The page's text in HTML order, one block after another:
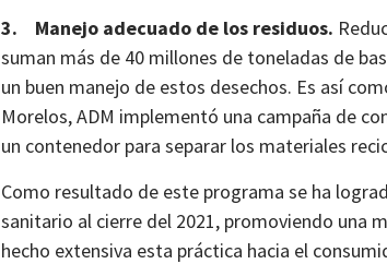
3. Manejo adecuado de los residuos.
suman más de 40 millones de toneladas de
un buen manejo de estos desechos. Es así
Morelos, ADM implementó una campaña de
un contenedor para separar los materiales
Como resultado de este programa se ha
sanitario al cierre del 2021, promoviendo una
hecho extensiva esta práctica hacia el